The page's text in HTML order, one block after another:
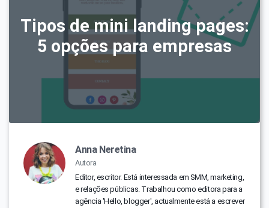
Tipos de mini landing pages:
5 opções para empresas
Anna Neretina
Autora
Editor, escritor. Está interessada em SMM, marketing,
e relações públicas. Trabalhou como editora para a
agência 'Hello, blogger', actualmente está a escrever